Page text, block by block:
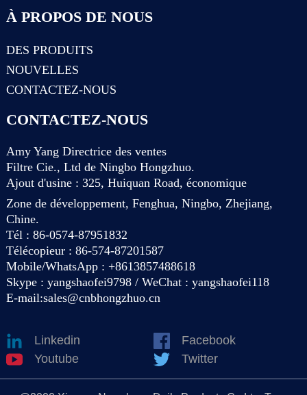
À PROPOS DE NOUS
DES PRODUITS
NOUVELLES
CONTACTEZ-NOUS
CONTACTEZ-NOUS
Amy Yang Directrice des ventes
Filtre Cie., Ltd de Ningbo Hongzhuo.
Ajout d'usine : 325, Huiquan Road, économique
Zone de développement, Fenghua, Ningbo, Zhejiang,
Chine.
Tél : 86-0574-87951832
Télécopieur : 86-574-87201587
Mobile/WhatsApp : +8613857488618
Skype : yangshaofei9798 / WeChat : yangshaofei118
E-mail:sales@cnbhongzhuo.cn
Linkedin
Facebook
Youtube
Twitter